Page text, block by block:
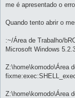
me é apresentado o
Quando tento abrir o
:~/Área de Trabalho/
Microsoft Windows
Z:\home\komodo\Área
Z:\home\komodo\Área